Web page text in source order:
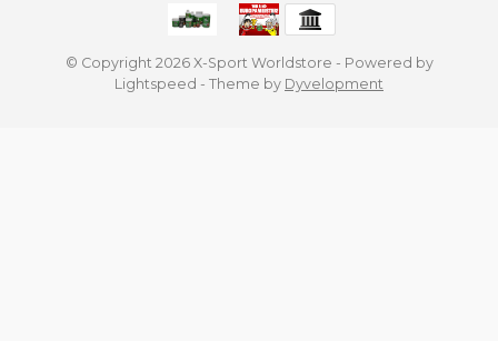
© Copyright 2026 X-Sport Worldstore - Powered by
Lightspeed - Theme by Dyvelopment